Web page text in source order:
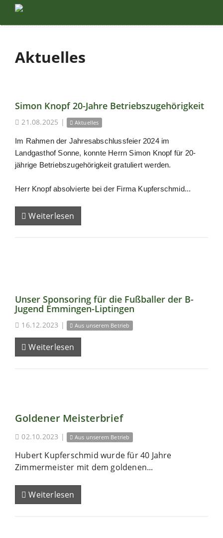
Aktuelles
Simon Knopf 20-Jahre Betriebszugehörigkeit
21.08.2025 | Aktuelles
Im Rahmen der Jahresabschlussfeier 2024 im
Landgasthof Sonne, konnte Herrn Simon Knopf für 20-
jährige Betriebszugehörigkeit gratuliert werden.
Herr Knopf absolvierte bei der Firma Kupferschmid...
Weiterlesen
Unser Sponsoring für die Fußballer der B-
Jugend Emmingen-Liptingen
16.12.2023 | Aus unserem Betrieb
Weiterlesen
Goldener Meisterbrief
02.10.2023 | Aus unserem Betrieb
Hubert Kupferschmid wurde für 40 Jahre
Zimmermeister mit dem goldenen...
Weiterlesen